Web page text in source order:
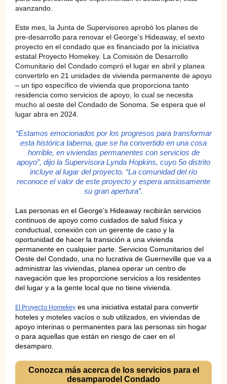
avanzando.
Este mes, la Junta de Supervisores aprobó los planes de
pre-desarrollo para renovar el George’s Hideaway, el sexto
proyecto en el condado que es financiado por la iniciativa
estatal Proyecto Homekey. La Comisión de Desarrollo
Comunitario del Condado compró el lugar en abril y planea
convertirlo en 21 unidades de vivienda permanente de apoyo
– un tipo específico de vivienda que proporciona tanto
residencia como servicios de apoyo, lo cual se necesita
mucho al oeste del Condado de Sonoma. Se espera que el
lugar abra en 2024.
“Estamos emocionados por los progresos para transformar
esta histórica taberna, que se ha convertido en una cosa
horrible, en viviendas permanentes con servicios de
apoyo”, dijo la Supervisora Lynda Hopkins, cuyo 5o distrito
incluye al lugar del proyecto. “La comunidad del río
reconoce el valor de este proyecto y espera ansiosamente
su gran apertura”.
Las personas en el George’s Hideaway recibirán servicios
continuos de apoyo como cuidados de salud física y
conductual, conexión con un gerente de caso y la
oportunidad de hacer la transición a una vivienda
permanente en cualquier parte. Servicios Comunitarios del
Oeste del Condado, una no lucrativa de Guerneville que va a
administrar las viviendas, planea operar un centro de
navegación que les proporcione servicios a los residentes
del lugar y a la gente local que no tiene vivienda.
El Proyecto Homekey es una iniciativa estatal para convertir
hoteles y moteles vacíos o sub utilizados, en viviendas de
apoyo interinas o permanentes para las personas sin hogar
o para aquellas que están en riesgo de caer en el
desamparo.
Conozca más acerca de los servicios para el
desamparodel Condado